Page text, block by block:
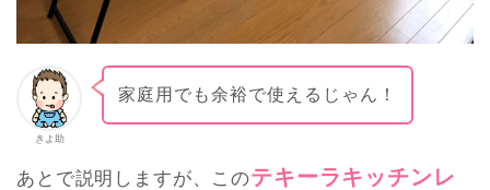
きよ助
家庭用でも余裕で使えるじゃん！
あとで説明しますが、このテキーラキッチンレ